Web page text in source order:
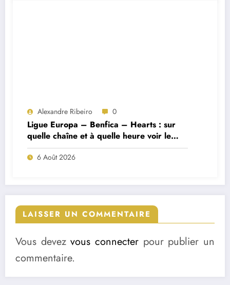
Alexandre Ribeiro 0
Ligue Europa – Benfica – Hearts : sur
quelle chaîne et à quelle heure voir le
match ?
6 Août 2026
LAISSER UN COMMENTAIRE
Vous devezvous connecter pour publier un
commentaire.